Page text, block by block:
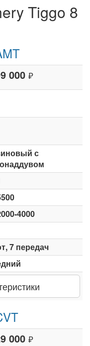
Tiggo 8
000 ₽
с
4000
7 передач
000 ₽